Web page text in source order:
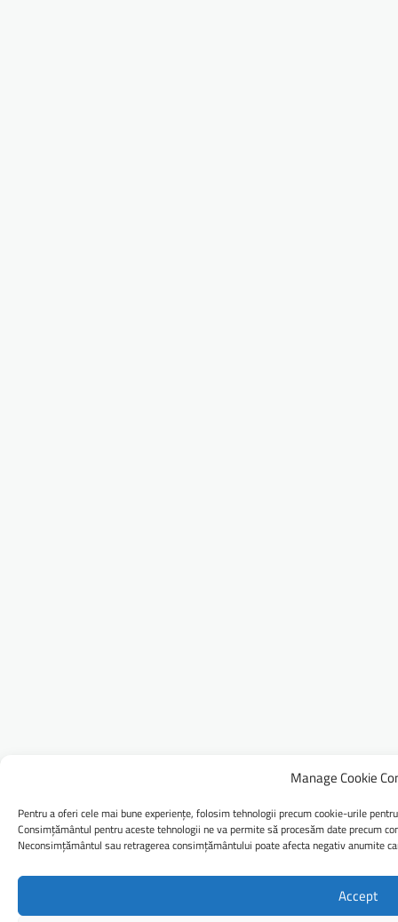
Manage Cookie
Pentru a oferi cele mai bune experiențe, folosim tehnologii precum cookie-urile
Consimțământul pentru aceste tehnologii ne va permite să procesăm date precum
Neconsimțământul sau retragerea consimțământului poate afecta negativ anumite
Accept